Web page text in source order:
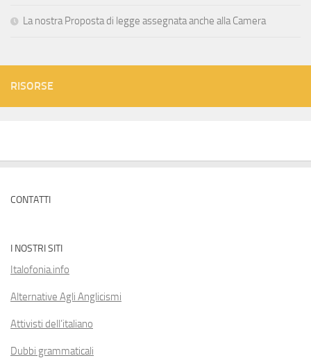
La nostra Proposta di legge assegnata anche alla Camera
RISORSE
CONTATTI
I NOSTRI SITI
Italofonia.info
Alternative Agli Anglicismi
Attivisti dell’italiano
Dubbi grammaticali